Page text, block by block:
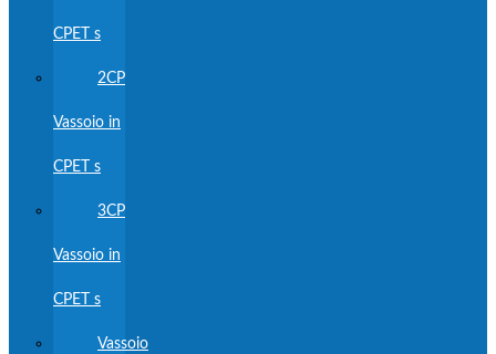
CPET s
2CP
Vassoio in
CPET s
3CP
Vassoio in
CPET s
Vassoio